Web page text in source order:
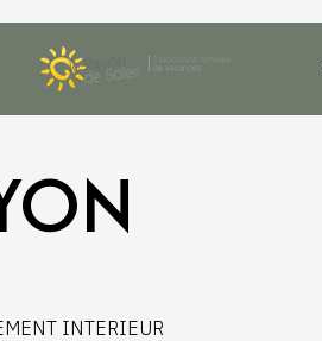
INTERIEUR